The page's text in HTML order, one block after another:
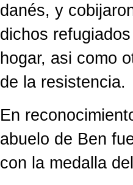
danés, y
dichos
hogar, asi como
de la resistencia.
En
abuelo de Ben
con la medalla